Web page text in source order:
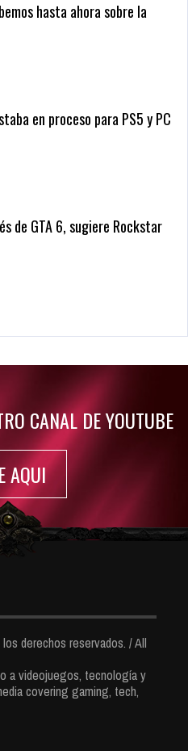
hasta ahora sobre la
en proceso para PS5 y PC
de GTA 6, sugiere Rockstar
de Resident Evil 9
CANAL DE YOUTUBE
AQUI
derechos reservados. / All
a videojuegos, tecnología y
covering gaming, tech,